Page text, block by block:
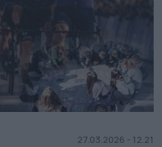
27.03.2026 - 12.21